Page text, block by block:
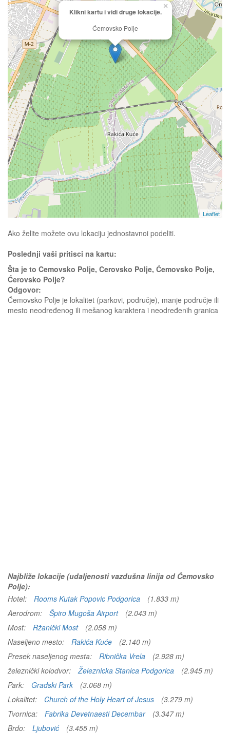
Klikni kartu i vidi druge lokacije.
Ćemovsko Polje
×
Leaflet
Ako želite možete ovu lokaciju jednostavnoi podeliti.
Poslednji vaši pritisci na kartu:
Šta je to Cemovsko Polje, Cerovsko Polje, Ćemovsko Polje,
Ćerovsko Polje?
Odgovor:
Ćemovsko Polje je lokalitet (parkovi, područje), manje područje ili
mesto neodređenog ili mešanog karaktera i neodređenih granica
Najbliže lokacije (udaljenosti vazdušna linija od Ćemovsko
Polje):
Hotel:
Rooms Kutak Popovic Podgorica
(1.833 m)
Aerodrom:
Špiro Mugoša Airport
(2.043 m)
Most:
Ržanički Most
(2.058 m)
Naseljeno mesto:
Rakića Kuće
(2.140 m)
Presek naseljenog mesta:
Ribnička Vrela
(2.928 m)
železnički kolodvor:
Železnicka Stanica Podgorica
(2.945 m)
Park:
Gradski Park
(3.068 m)
Lokalitet:
Church of the Holy Heart of Jesus
(3.279 m)
Tvornica:
Fabrika Devetnaesti Decembar
(3.347 m)
Brdo:
Ljubović (3.455 m)